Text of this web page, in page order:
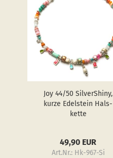
Joy 44/50 Sil­verS­hiny,
kurze Edel­stein Hals­
ket­te
49,90 EUR
Art.Nr.: Hk-967-Si